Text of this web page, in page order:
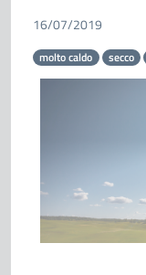
16/07/2019
molto caldo secco